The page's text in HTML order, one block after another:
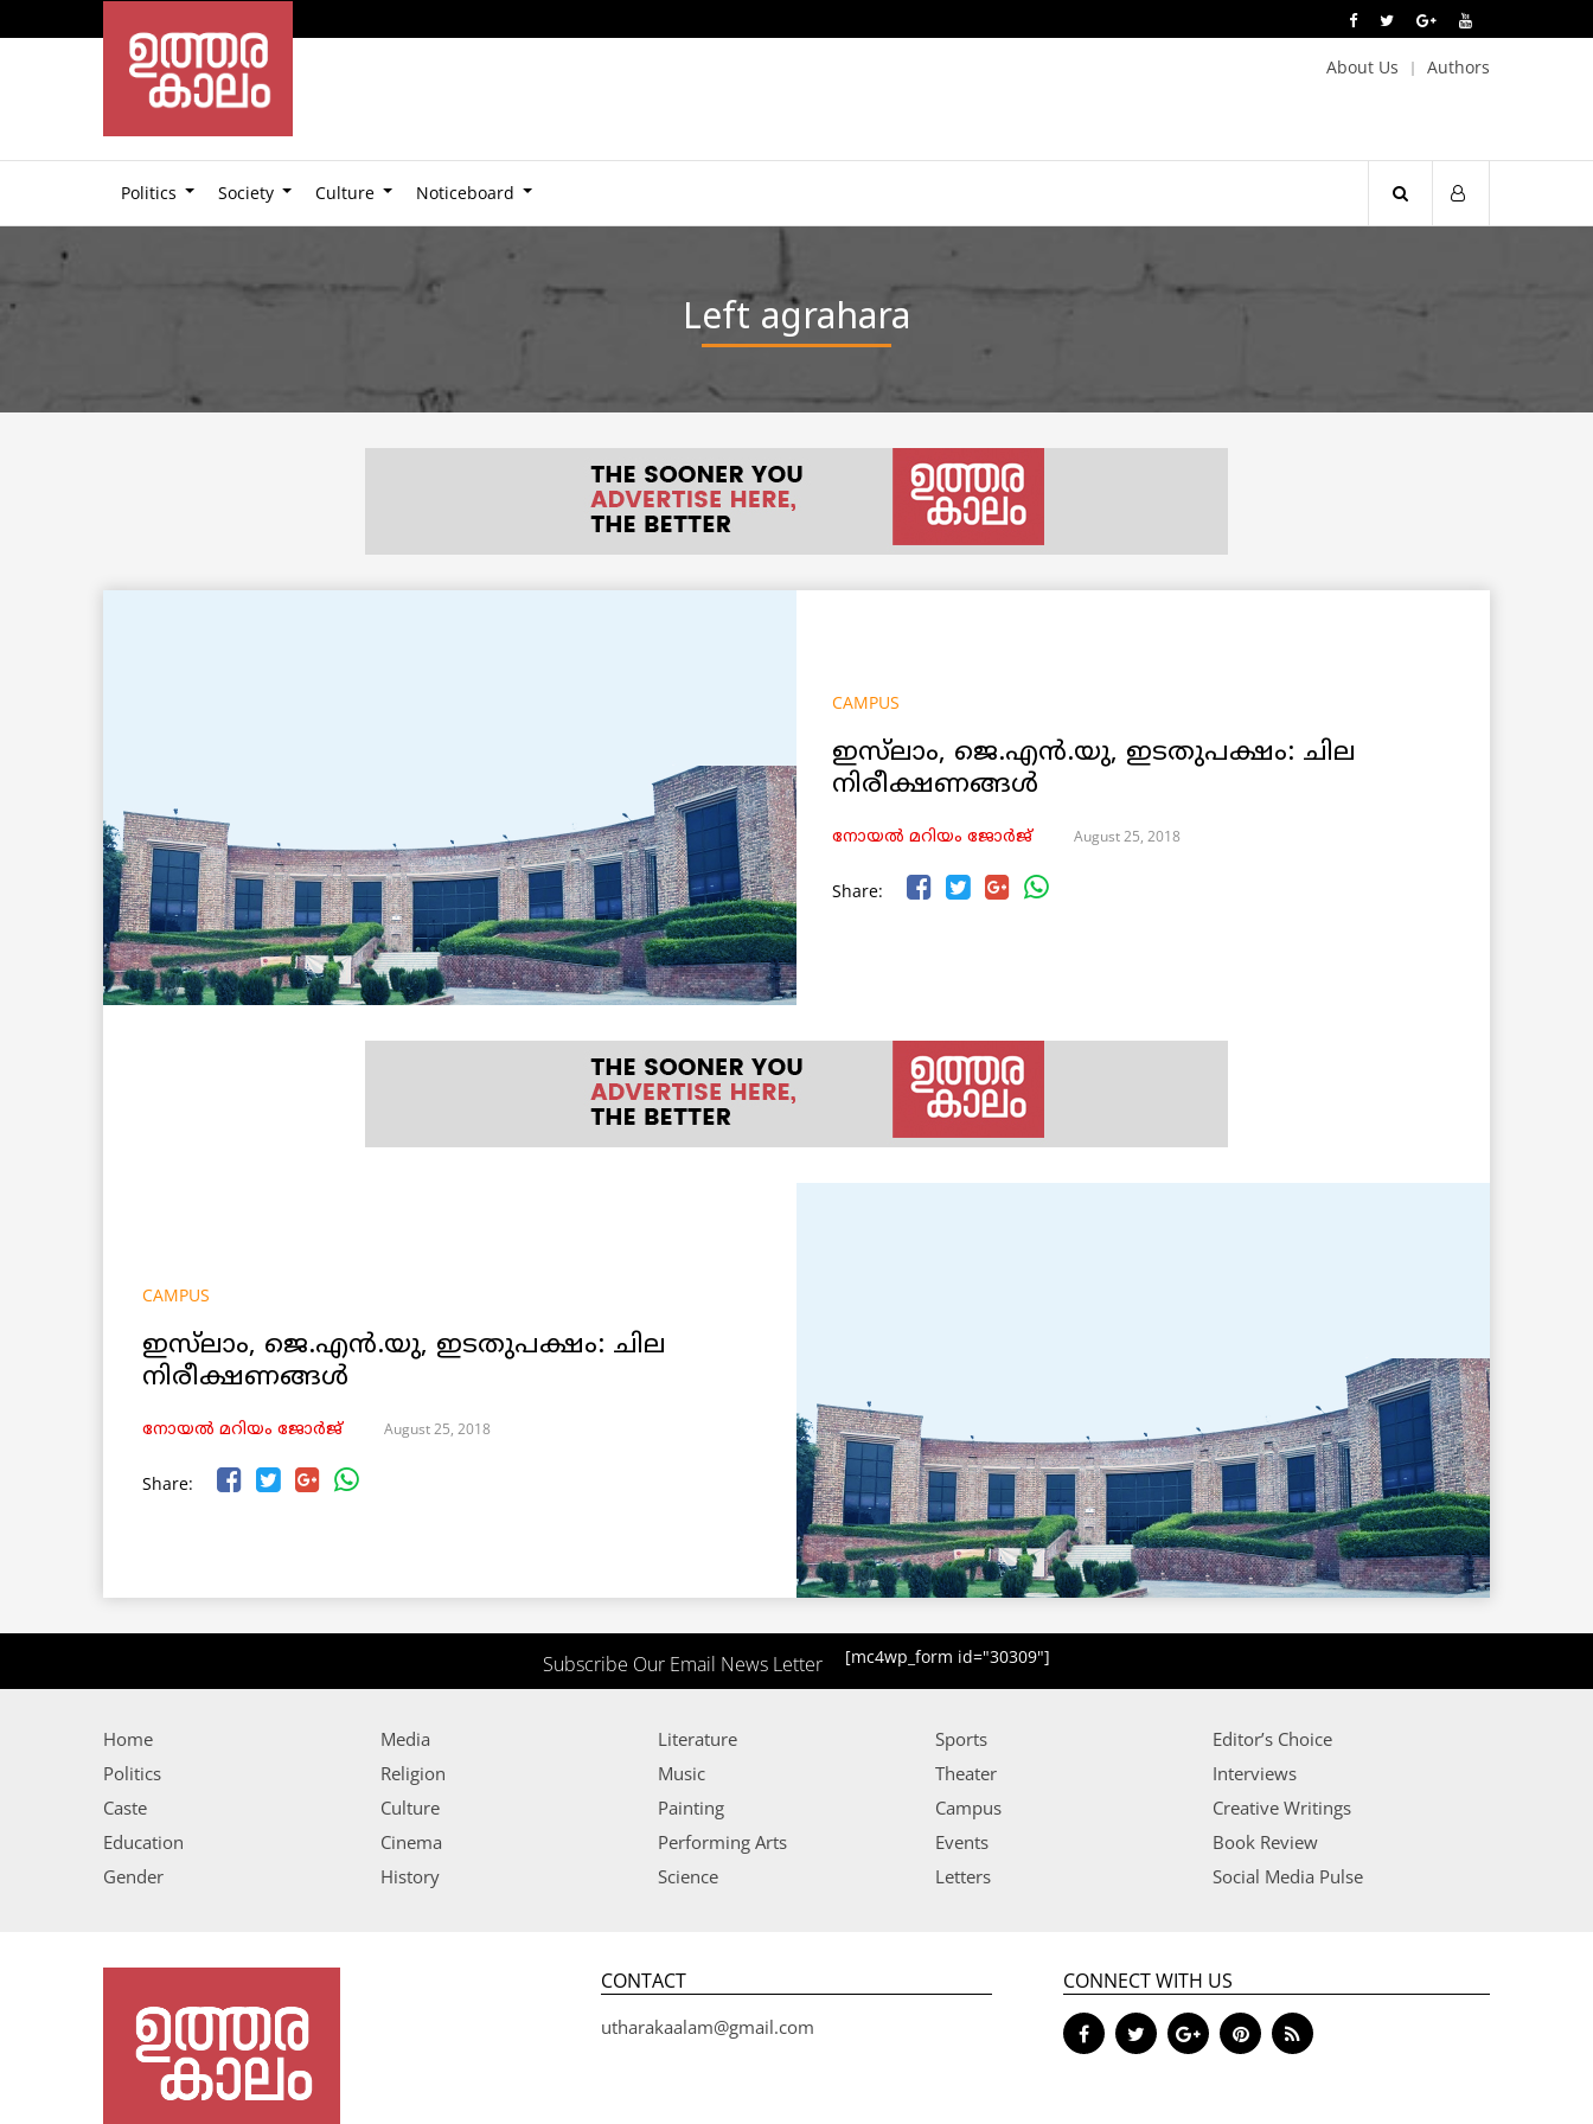
About Us Authors
Politics Society Culture Noticeboard
Left agrahara
CAMPUS
ഇസ്‌ലാം, ജെ.എൻ.യു, ഇടതുപക്ഷം: ചില
നിരീക്ഷണങ്ങൾ
നോയൽ മറിയം ജോർജ് August 25, 2018
Share:
CAMPUS
ഇസ്‌ലാം, ജെ.എൻ.യു, ഇടതുപക്ഷം: ചില
നിരീക്ഷണങ്ങൾ
നോയൽ മറിയം ജോർജ് August 25, 2018
Share:
Subscribe Our Email News Letter [mc4wp_form id="30309"]
Home
Politics
Caste
Education
Gender
Media
Religion
Culture
Cinema
History
Literature
Music
Painting
Performing Arts
Science
Sports
Theater
Campus
Events
Letters
Editor’s Choice
Interviews
Creative Writings
Book Review
Social Media Pulse
CONTACT
utharakaalam@gmail.com
CONNECT WITH US